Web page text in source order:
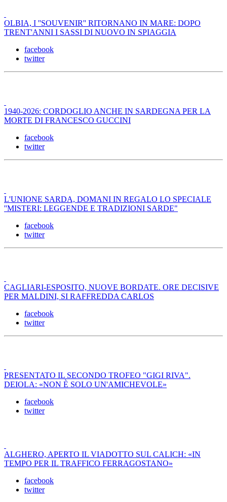
OLBIA, I ''SOUVENIR'' RITORNANO IN MARE: DOPO
TRENT'ANNI I SASSI DI NUOVO IN SPIAGGIA
facebook
twitter
1940-2026: CORDOGLIO ANCHE IN SARDEGNA PER LA
MORTE DI FRANCESCO GUCCINI
facebook
twitter
L'UNIONE SARDA, DOMANI IN REGALO LO SPECIALE
''MISTERI: LEGGENDE E TRADIZIONI SARDE"
facebook
twitter
CAGLIARI-ESPOSITO, NUOVE BORDATE. ORE DECISIVE
PER MALDINI, SI RAFFREDDA CARLOS
facebook
twitter
PRESENTATO IL SECONDO TROFEO "GIGI RIVA".
DEIOLA: «NON È SOLO UN'AMICHEVOLE»
facebook
twitter
ALGHERO, APERTO IL VIADOTTO SUL CALICH: «IN
TEMPO PER IL TRAFFICO FERRAGOSTANO»
facebook
twitter